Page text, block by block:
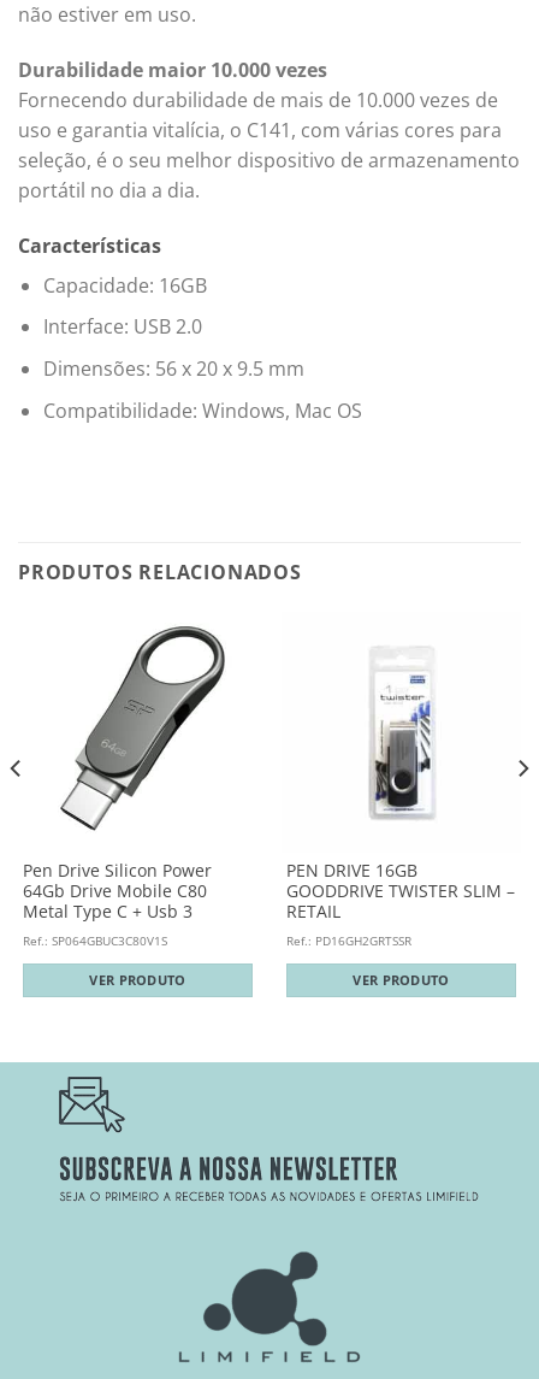
não estiver em uso.
Durabilidade maior 10.000 vezes
Fornecendo durabilidade de mais de 10.000 vezes de
uso e garantia vitalícia, o C141, com várias cores para
seleção, é o seu melhor dispositivo de armazenamento
portátil no dia a dia.
Características
Capacidade: 16GB
Interface: USB 2.0
Dimensões: 56 x 20 x 9.5 mm
Compatibilidade: Windows, Mac OS
PRODUTOS RELACIONADOS
Pen Drive Silicon Power
64Gb Drive Mobile C80
Metal Type C + Usb 3
Ref.: SP064GBUC3C80V1S
VER PRODUTO
PEN DRIVE 16GB
GOODDRIVE TWISTER SLIM –
RETAIL
Ref.: PD16GH2GRTSSR
VER PRODUTO